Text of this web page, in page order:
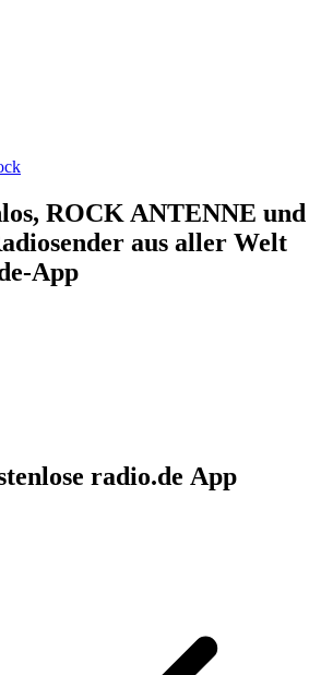
ROCK ANTENNE und
aus aller Welt
App
radio.de App